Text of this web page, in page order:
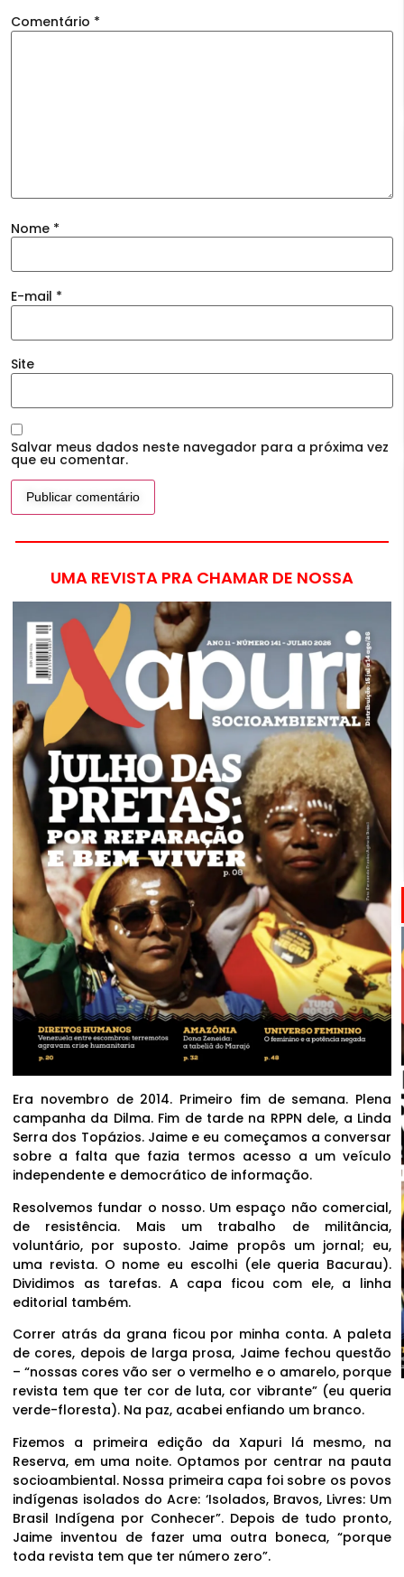
Comentário *
Nome *
E-mail *
Site
Salvar meus dados neste navegador para a próxima vez
que eu comentar.
UMA REVISTA PRA CHAMAR DE NOSSA
Era novembro de 2014. Primeiro fim de semana. Plena
campanha da Dilma. Fim de tarde na RPPN dele, a Linda
Serra dos Topázios. Jaime e eu começamos a conversar
sobre a falta que fazia termos acesso a um veículo
independente e democrático de informação.
Resolvemos fundar o nosso. Um espaço não comercial,
de resistência. Mais um trabalho de militância,
voluntário, por suposto. Jaime propôs um jornal; eu,
uma revista. O nome eu escolhi (ele queria Bacurau).
Dividimos as tarefas. A capa ficou com ele, a linha
editorial também.
Correr atrás da grana ficou por minha conta. A paleta
de cores, depois de larga prosa, Jaime fechou questão
– “nossas cores vão ser o vermelho e o amarelo, porque
revista tem que ter cor de luta, cor vibrante” (eu queria
verde-floresta). Na paz, acabei enfiando um branco.
Fizemos a primeira edição da Xapuri lá mesmo, na
Reserva, em uma noite. Optamos por centrar na pauta
socioambiental. Nossa primeira capa foi sobre os povos
indígenas isolados do Acre: ‘Isolados, Bravos, Livres: Um
Brasil Indígena por Conhecer”. Depois de tudo pronto,
Jaime inventou de fazer uma outra boneca, “porque
toda revista tem que ter número zero”.